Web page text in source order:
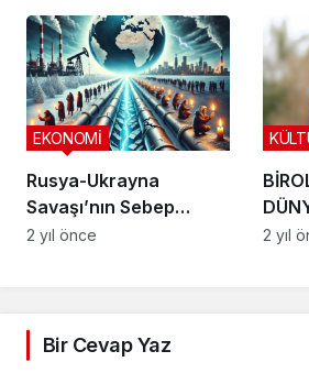
Rusya-Ukrayna
Savaşı’nın Sebep
Olduğu Enerji Krizi
EKONOMİ
2 yıl önce 2 yıl
Bir Cevap Yaz